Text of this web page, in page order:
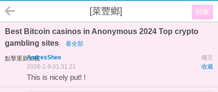
回復
[菜豐鄉]
Best Bitcoin casinos in Anonymous 2024 Top crypto
gambling sites
看全部
點擊重新加載 樓主
AndresShee
收藏
2026-1-9 01:31:21
This is nicely put! !